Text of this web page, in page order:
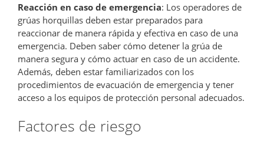
Reacción en caso de emergencia: Los operadores de
grúas horquillas deben estar preparados para
reaccionar de manera rápida y efectiva en caso de una
emergencia. Deben saber cómo detener la grúa de
manera segura y cómo actuar en caso de un accidente.
Además, deben estar familiarizados con los
procedimientos de evacuación de emergencia y tener
acceso a los equipos de protección personal adecuados.
Factores de riesgo